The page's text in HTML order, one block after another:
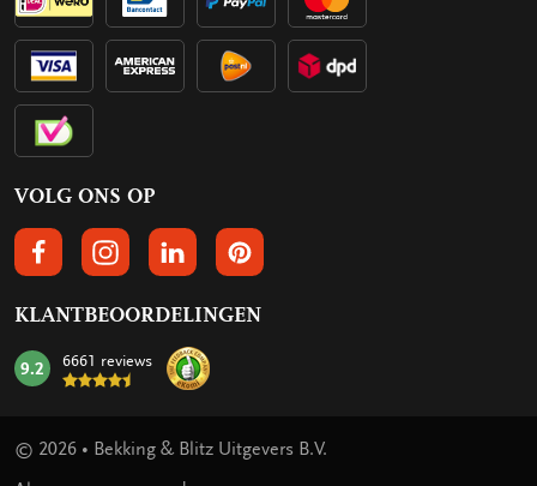
VOLG ONS OP
VOLGS ONS OP FACEBOOK
VOLG ONS OP INSTAGRAM
VOLG ONS OP LINKEDIN
VOLG ONS OP PINTEREST
KLANTBEOORDELINGEN
mark:
9.2 6661 reviews
© 2026 • Bekking & Blitz Uitgevers B.V.